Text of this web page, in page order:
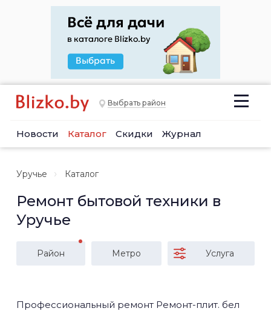
Выбрать район
Новости Каталог Скидки Журнал
Уручье Каталог
Ремонт бытовой техники в
Уручье
Район Метро Услуга
Профессиональный ремонт Ремонт-плит. бел